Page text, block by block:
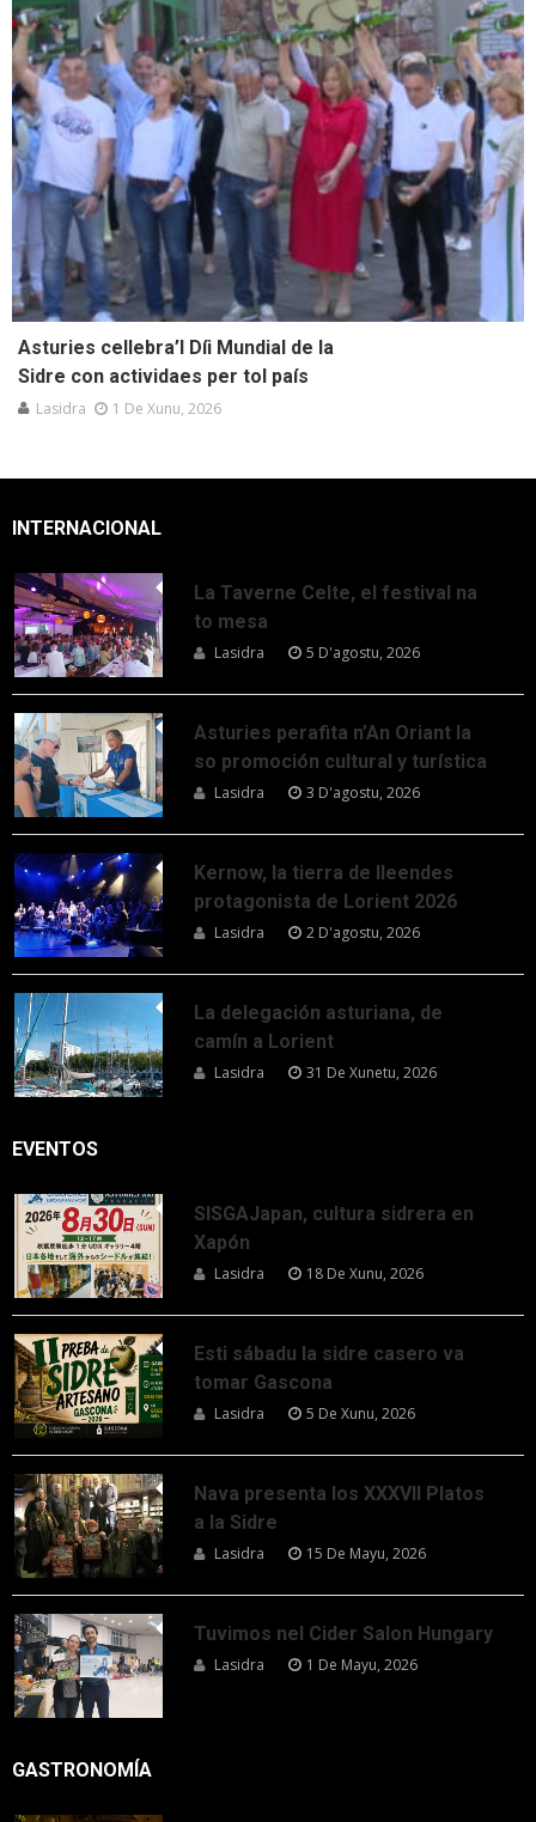
Asturies cellebra’l Díi Mundial de la
Sidre con actividaes per tol país
Lasidra 1 De Xunu, 2026
INTERNACIONAL
La Taverne Celte, el festival na
to mesa
Lasidra 5 D'agostu, 2026
Asturies perafita n’An Oriant la
so promoción cultural y turística
Lasidra 3 D'agostu, 2026
Kernow, la tierra de lleendes
protagonista de Lorient 2026
Lasidra 2 D'agostu, 2026
La delegación asturiana, de
camín a Lorient
Lasidra 31 De Xunetu, 2026
EVENTOS
SISGAJapan, cultura sidrera en
Xapón
Lasidra 18 De Xunu, 2026
Esti sábadu la sidre casero va
tomar Gascona
Lasidra 5 De Xunu, 2026
Nava presenta los XXXVII Platos
a la Sidre
Lasidra 15 De Mayu, 2026
Tuvimos nel Cider Salon Hungary
Lasidra 1 De Mayu, 2026
GASTRONOMÍA